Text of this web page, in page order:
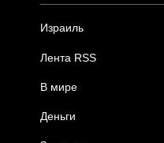
Израиль
Лента RSS
В мире
Деньги